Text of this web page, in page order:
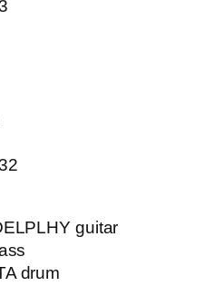
guitar
drum